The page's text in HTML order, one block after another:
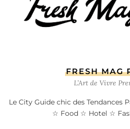
FRESH MAG
L’Art de Vivre
Le City Guide chic des Tendances
☆ Food ☆ Hotel ☆